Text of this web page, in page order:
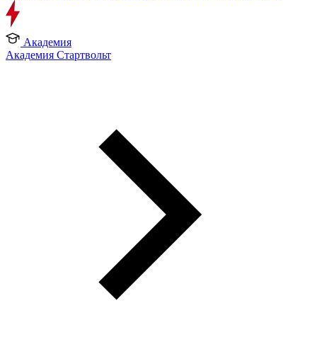
Академия
Академия Стартвольт